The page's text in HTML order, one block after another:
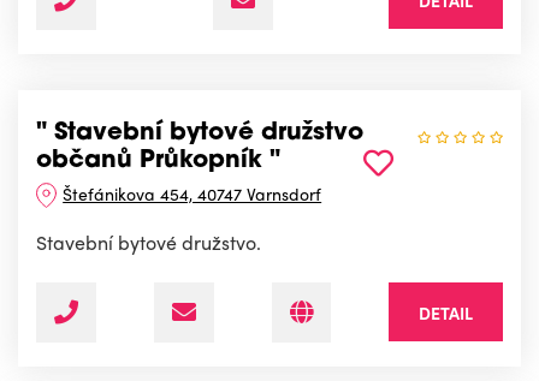
" Stavební bytové družstvo
občanů Průkopník "
Štefánikova 454, 40747 Varnsdorf
Stavební bytové družstvo.
DETAIL